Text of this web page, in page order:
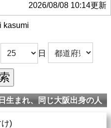
2026/08/08 10:14更新
kasumi
日
生まれ、同じ大阪出身の人
け)